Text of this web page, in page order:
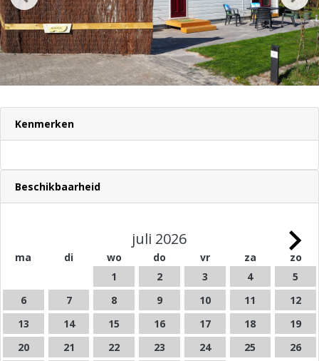
Kenmerken
Beschikbaarheid
juli 2026
ma di wo do vr za
zo
1
2 3 4
5
6
7 8 9 10 11
12
13
14 15 16 17 18
19
20
21 22 23 24 25
26